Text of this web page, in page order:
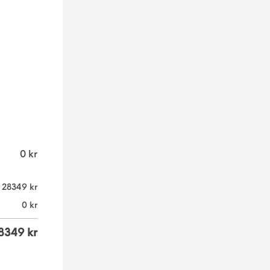
0 kr
28349 kr
0 kr
kr